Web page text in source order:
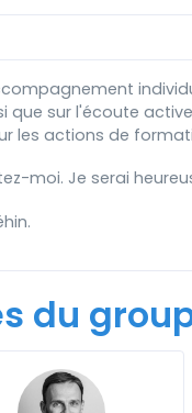
que sur l'écoute active
les actions de
moi. Je serai
du